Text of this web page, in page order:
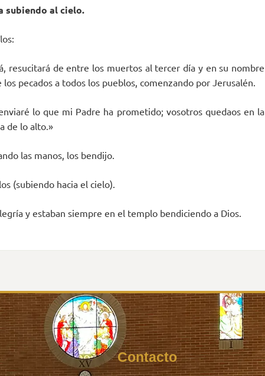
subiendo al cielo.
resucitará de entre los muertos al tercer día y en su nombre
pecados a todos los pueblos, comenzando por Jerusalén.
lo que mi Padre ha prometido; vosotros quedaos en la
de lo alto.»
las manos, los bendijo.
(subiendo hacia el cielo).
y estaban siempre en el templo bendiciendo a Dios.
Contacto